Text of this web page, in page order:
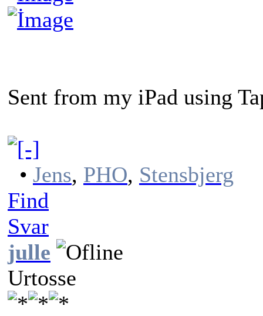
Sent from my iPad using
• Jens, PHO, Stensbjerg
Find
Svar
julle
Urtosse